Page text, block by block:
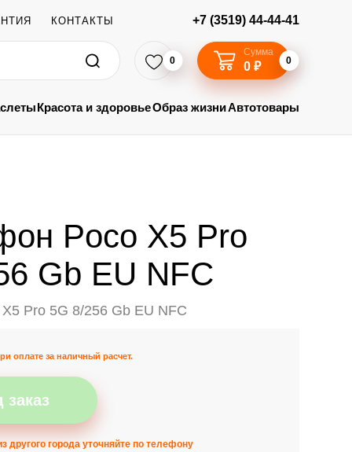
КОНТАКТЫ +7 (3519) 44-44-41
0
Сумма
0 ₽ 0
Красота и здоровьеОбраз жизниАвтотовары
Poco X5 Pro
Gb EU NFC
Pro 5G 8/256 Gb EU NFC
оплате за наличный расчет.
заказ
другого города уточняйте по телефону